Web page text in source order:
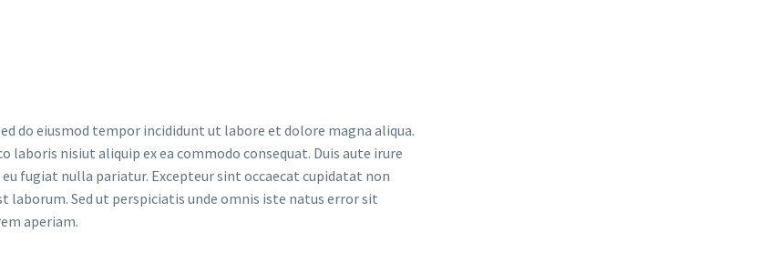
do eiusmod tempor incididunt ut labore et dolore magna aliqua.
nisiut aliquip ex ea commodo consequat. Duis aute irure
fugiat nulla pariatur. Excepteur sint occaecat cupidatat non
Sed ut perspiciatis unde omnis iste natus error sit
aperiam.